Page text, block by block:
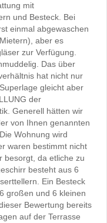
mit
und Besteck. Bei
einmal abgewaschen
aber es
zur Verfügung.
Das über
hat nicht nur
gleicht aber
der
Generell hätten wir
von Ihnen genannten
Wohnung wird
waren bestimmt nicht
besorgt, da etliche zu
besteht aus 6
Ein Besteck
großen und 6 kleinen
Bewertung bereits
auf der Terrasse